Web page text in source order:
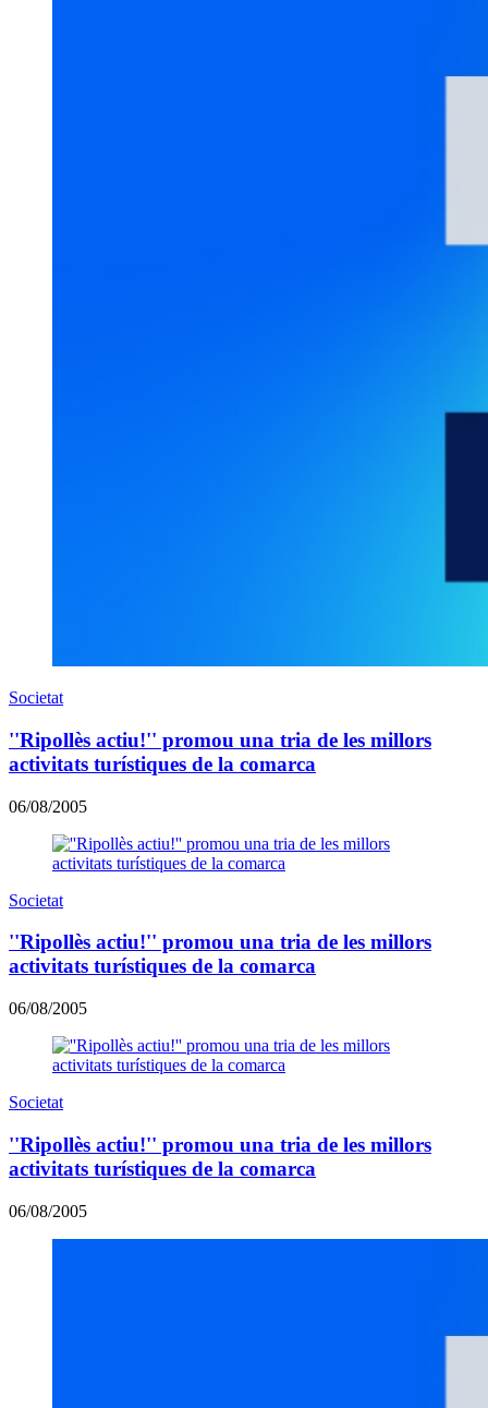
Societat
''Ripollès actiu!'' promou una tria de les millors
activitats turístiques de la comarca
06/08/2005
Societat
''Ripollès actiu!'' promou una tria de les millors
activitats turístiques de la comarca
06/08/2005
Societat
''Ripollès actiu!'' promou una tria de les millors
activitats turístiques de la comarca
06/08/2005